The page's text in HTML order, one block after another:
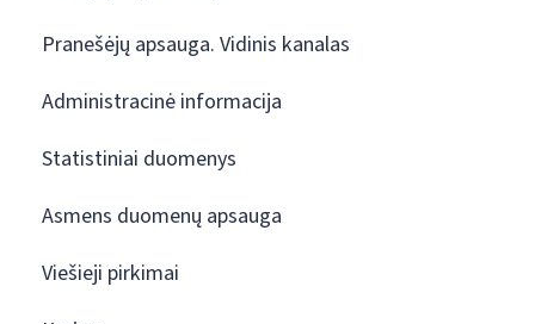
Pranešėjų apsauga. Vidinis kanalas
Administracinė informacija
Statistiniai duomenys
Asmens duomenų apsauga
Viešieji pirkimai